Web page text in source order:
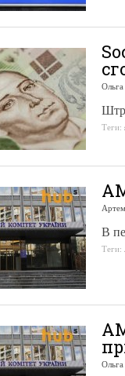
Теги:
В
Теги: